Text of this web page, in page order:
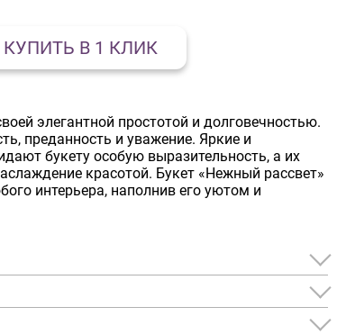
КУПИТЬ В 1 КЛИК
элегантной простотой и долговечностью.
преданность и уважение. Яркие и
букету особую выразительность, а их
красотой. Букет «Нежный рассвет»
интерьера, наполнив его уютом и